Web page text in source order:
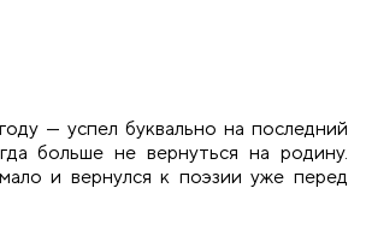
— успел буквально на последний
больше не вернуться на родину.
и вернулся к поэзии уже перед